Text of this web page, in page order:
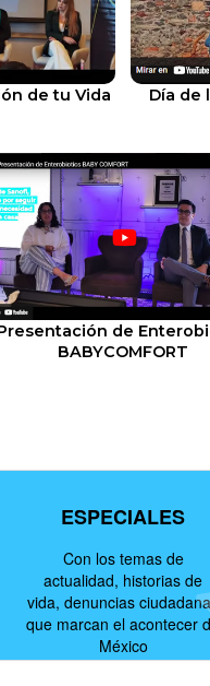
de tu Vida Día de
de
BABYCOMFORT
ESPECIALES
Con los temas de
actualidad, historias de
vida, denuncias
que marcan el acontecer
México
click aquí